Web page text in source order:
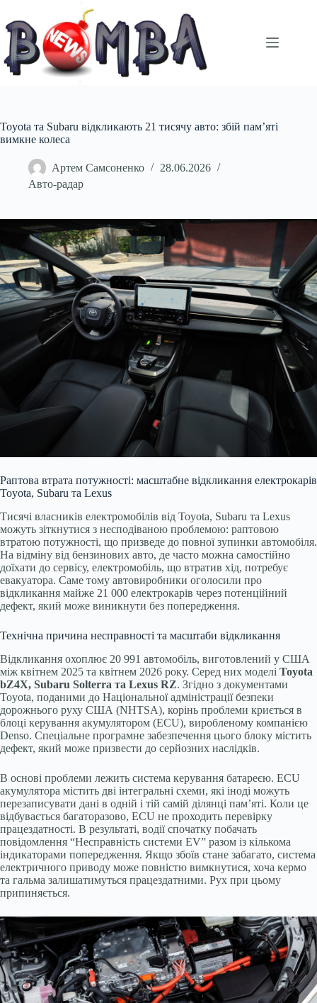
вмісту
Toyota та Subaru відкликають 21 тисячу авто: збій пам’яті
вимкне колеса
Артем Самсоненко
28.06.2026
Авто-радар
Раптова втрата потужності: масштабне відкликання електрокарів
Toyota, Subaru та Lexus
Тисячі власників електромобілів від Toyota, Subaru та Lexus
можуть зіткнутися з несподіваною проблемою: раптовою
втратою потужності, що призведе до повної зупинки автомобіля.
На відміну від бензинових авто, де часто можна самостійно
доїхати до сервісу, електромобіль, що втратив хід, потребує
евакуатора. Саме тому автовиробники оголосили про
відкликання майже 21 000 електрокарів через потенційний
дефект, який може виникнути без попередження.
Технічна причина несправності та масштаби відкликання
Відкликання охоплює 20 991 автомобіль, виготовлений у США
між квітнем 2025 та квітнем 2026 року. Серед них моделі Toyota
bZ4X, Subaru Solterra та Lexus RZ. Згідно з документами
Toyota, поданими до Національної адміністрації безпеки
дорожнього руху США (NHTSA), корінь проблеми криється в
блоці керування акумулятором (ECU), виробленому компанією
Denso. Спеціальне програмне забезпечення цього блоку містить
дефект, який може призвести до серйозних наслідків.
В основі проблеми лежить система керування батареєю. ECU
акумулятора містить дві інтегральні схеми, які іноді можуть
перезаписувати дані в одній і тій самій ділянці пам’яті. Коли це
відбувається багаторазово, ECU не проходить перевірку
працездатності. В результаті, водії спочатку побачать
повідомлення “Несправність системи EV” разом із кількома
індикаторами попередження. Якщо збоїв стане забагато, система
електричного приводу може повністю вимкнутися, хоча кермо
та гальма залишатимуться працездатними. Рух при цьому
припиняється.